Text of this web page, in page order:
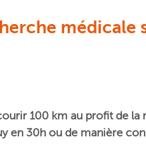
médicale
100 km au profit de
en 30h ou de manière